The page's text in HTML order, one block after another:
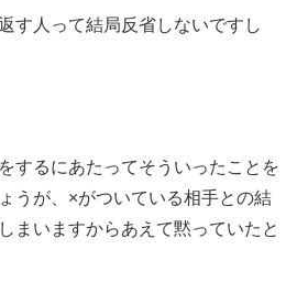
す人って結局反省しないですし
するにあたってそういったことを
うが、×がついている相手との結
まいますからあえて黙っていたと